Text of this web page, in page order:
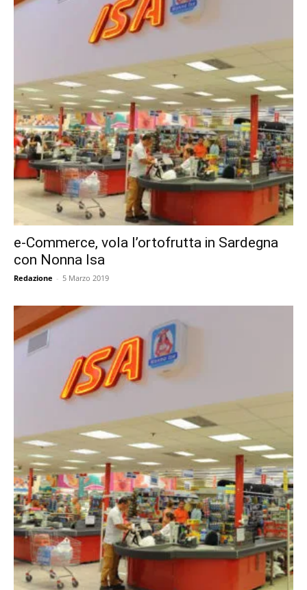
e-Commerce, vola l’ortofrutta in Sardegna
con Nonna Isa
Redazione - 5 Marzo 2019